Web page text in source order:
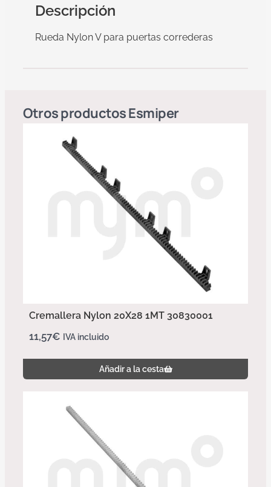
Descripción
Rueda Nylon V para puertas correderas
Otros productosEsmiper
Cremallera Nylon 20X28 1MT 30830001
11,57€ IVA incluido
Añadir a la cesta